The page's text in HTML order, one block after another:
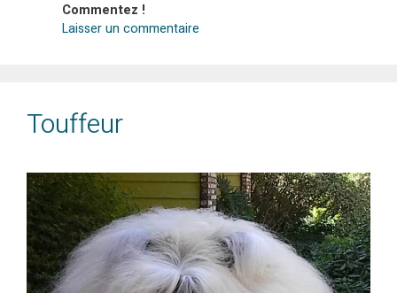
Commentez !
Laisser un commentaire
Touffeur